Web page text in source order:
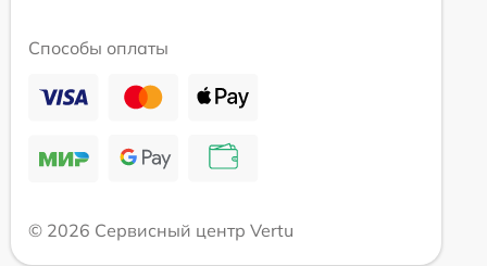
Способы оплаты
© 2026 Сервисный центр Vertu